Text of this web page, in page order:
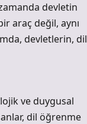
devletin
araç değil, aynı
devletlerin, dil
ve duygusal
dil öğrenme